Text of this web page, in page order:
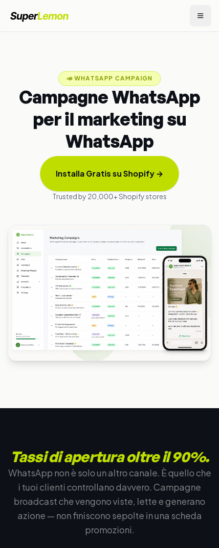
📣 WHATSAPP CAMPAIGN
Campagne WhatsApp
per il marketing su
WhatsApp
Installa Gratis su Shopify →
Trusted by 20,000+ Shopify stores
Tassi di apertura oltre il 90%.
WhatsApp non è solo un altro canale. È quello che
i tuoi clienti controllano davvero. Campagne
broadcast che vengono viste, lette e generano
azione — non finiscono sepolte in una scheda
promozioni.